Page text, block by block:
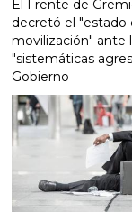
El Frente de
decretó el "estado
movilización" ante
"sistemáticas
Gobierno